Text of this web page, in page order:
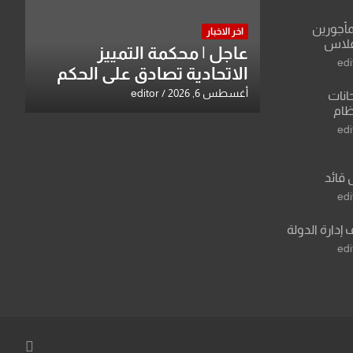
افتراءات
قائد
عبد الرزاق
الدولة
اخر الاخبار
عاجل | محكمة التمييز
الاتحادية تصادق على الحكم
بحق خالد عبد الواحد كبيان
أغسطس 6, 2026 editor